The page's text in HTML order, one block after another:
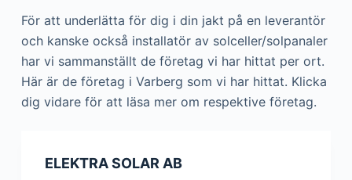
För att underlätta för dig i din jakt på en leverantör
och kanske också installatör av solceller/solpanaler
har vi sammanställt de företag vi har hittat per ort.
Här är de företag i Varberg som vi har hittat. Klicka
dig vidare för att läsa mer om respektive företag.
ELEKTRA SOLAR AB